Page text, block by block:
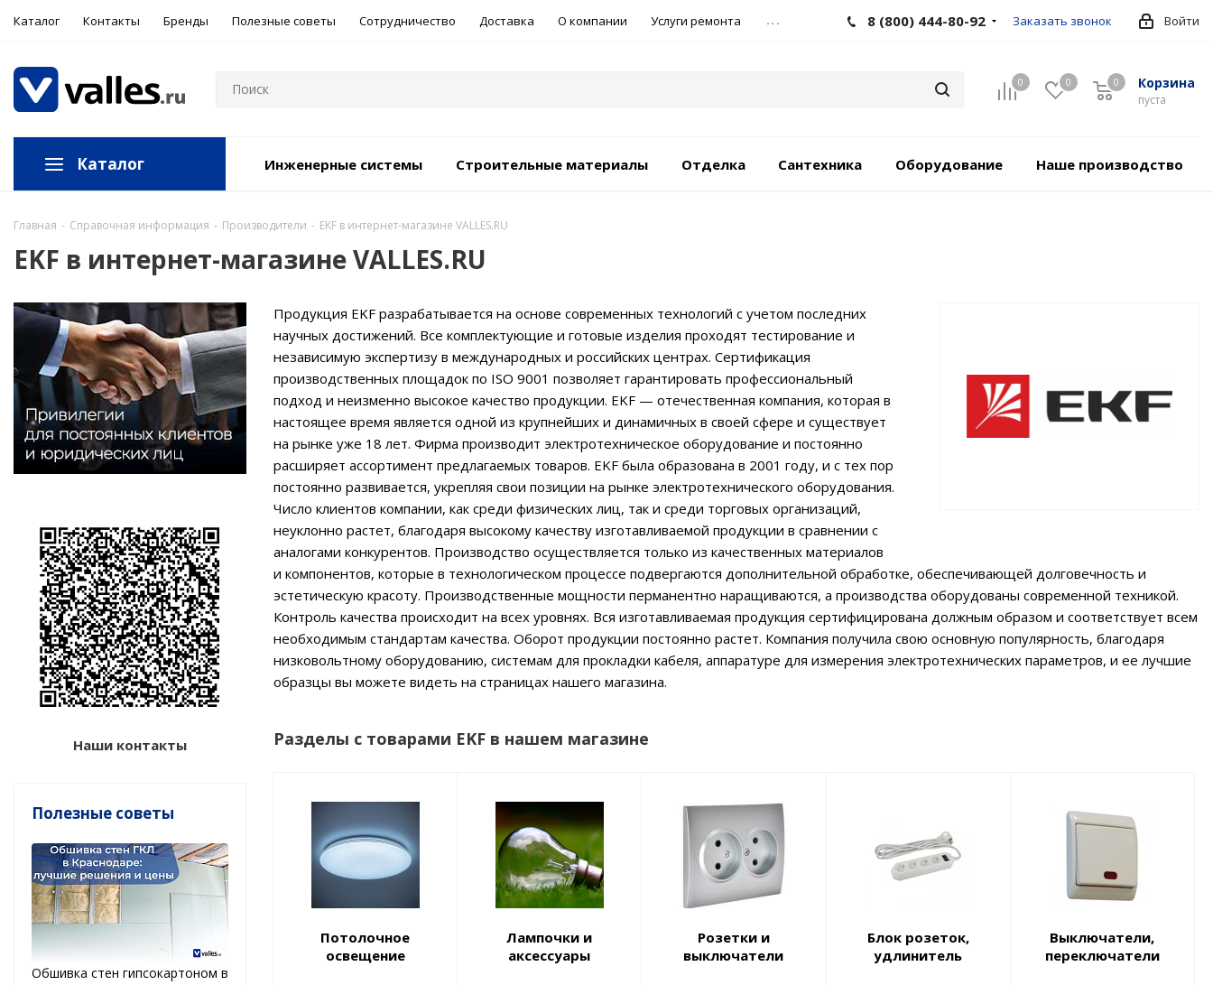
Каталог Контакты Бренды Полезные советы Сотрудничество Доставка О компании Услуги ремонта ... Войти
8 (800) 444-80-92 Заказать звонок
0 0 Корзина
пуста
0
Каталог Инженерные системы Строительные материалы Отделка Сантехника Оборудование Наше производство
Главная - Справочная информация - Производители - EKF в интернет-магазине VALLES.RU
EKF в интернет-магазине VALLES.RU
Продукция EKF разрабатывается на основе современных технологий с учетом последних
научных достижений. Все комплектующие и готовые изделия проходят тестирование и
независимую экспертизу в международных и российских центрах. Сертификация
производственных площадок по ISO 9001 позволяет гарантировать профессиональный
подход и неизменно высокое качество продукции. EKF — отечественная компания, которая в
настоящее время является одной из крупнейших и динамичных в своей сфере и существует
на рынке уже 18 лет. Фирма производит электротехническое оборудование и постоянно
расширяет ассортимент предлагаемых товаров. EKF была образована в 2001 году, и с тех пор
постоянно развивается, укрепляя свои позиции на рынке электротехнического оборудования.
Число клиентов компании, как среди физических лиц, так и среди торговых организаций,
неуклонно растет, благодаря высокому качеству изготавливаемой продукции в сравнении с
аналогами конкурентов. Производство осуществляется только из качественных материалов
и компонентов, которые в технологическом процессе подвергаются дополнительной обработке, обеспечивающей долговечность и
эстетическую красоту. Производственные мощности перманентно наращиваются, а производства оборудованы современной техникой.
Контроль качества происходит на всех уровнях. Вся изготавливаемая продукция сертифицирована должным образом и соответствует всем
необходимым стандартам качества. Оборот продукции постоянно растет. Компания получила свою основную популярность, благодаря
низковольтному оборудованию, системам для прокладки кабеля, аппаратуре для измерения электротехнических параметров, и ее лучшие
образцы вы можете видеть на страницах нашего магазина.
Разделы с товарами EKF в нашем магазине
Потолочное
освещение
Лампочки и
аксессуары
Розетки и
выключатели
Блок розеток,
удлинитель
Выключатели,
переключатели
Наши контакты
Полезные советы
Обшивка стен гипсокартоном в